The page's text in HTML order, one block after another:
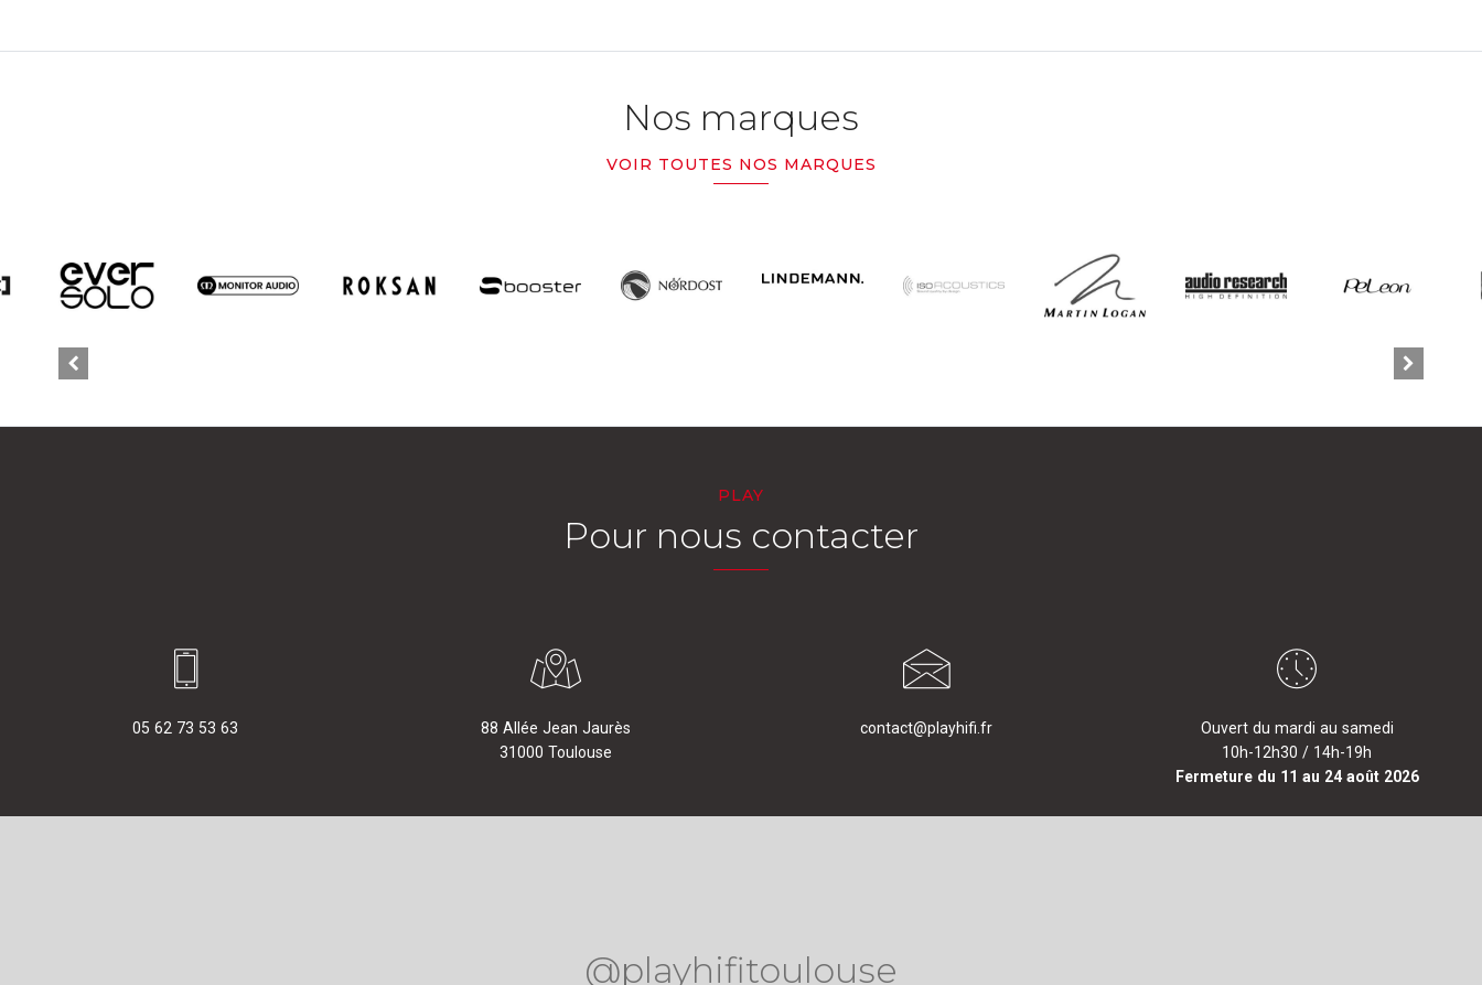
Nos marques
VOIR TOUTES NOS MARQUES
PLAY
Pour nous contacter
05 62 73 53 63
88 Allée Jean Jaurès
31000 Toulouse
contact@playhifi.fr
Ouvert du mardi au samedi
10h-12h30 / 14h-19h
Fermeture du 11 au 24 août 2026
@playhifitoulouse